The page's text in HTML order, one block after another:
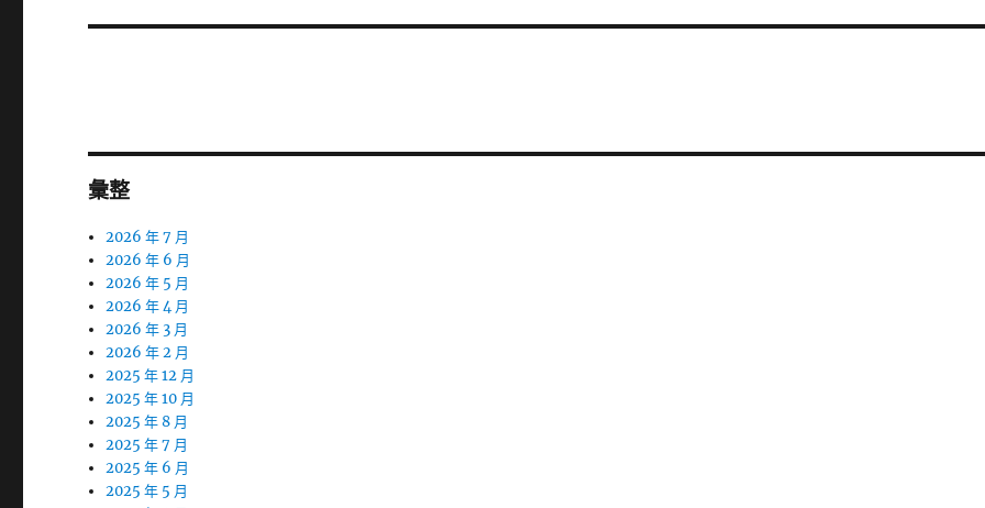
篇
彙整
2026 年 7 月
2026 年 6 月
2026 年 5 月
2026 年 4 月
2026 年 3 月
2026 年 2 月
2025 年 12 月
2025 年 10 月
2025 年 8 月
2025 年 7 月
2025 年 6 月
2025 年 5 月